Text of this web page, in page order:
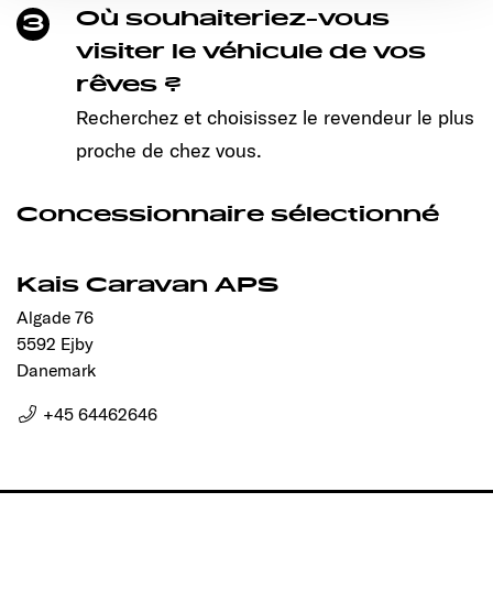
Ermöglichung der Seitennavigation erforderlich sind.
3
Où souhaiteriez-vous
visiter le véhicule de vos
rêves ?
Recherchez et choisissez le revendeur le plus
proche de chez vous.
Concessionnaire sélectionné
Kais Caravan APS
Algade 76
5592 Ejby
Danemark
+45 64462646